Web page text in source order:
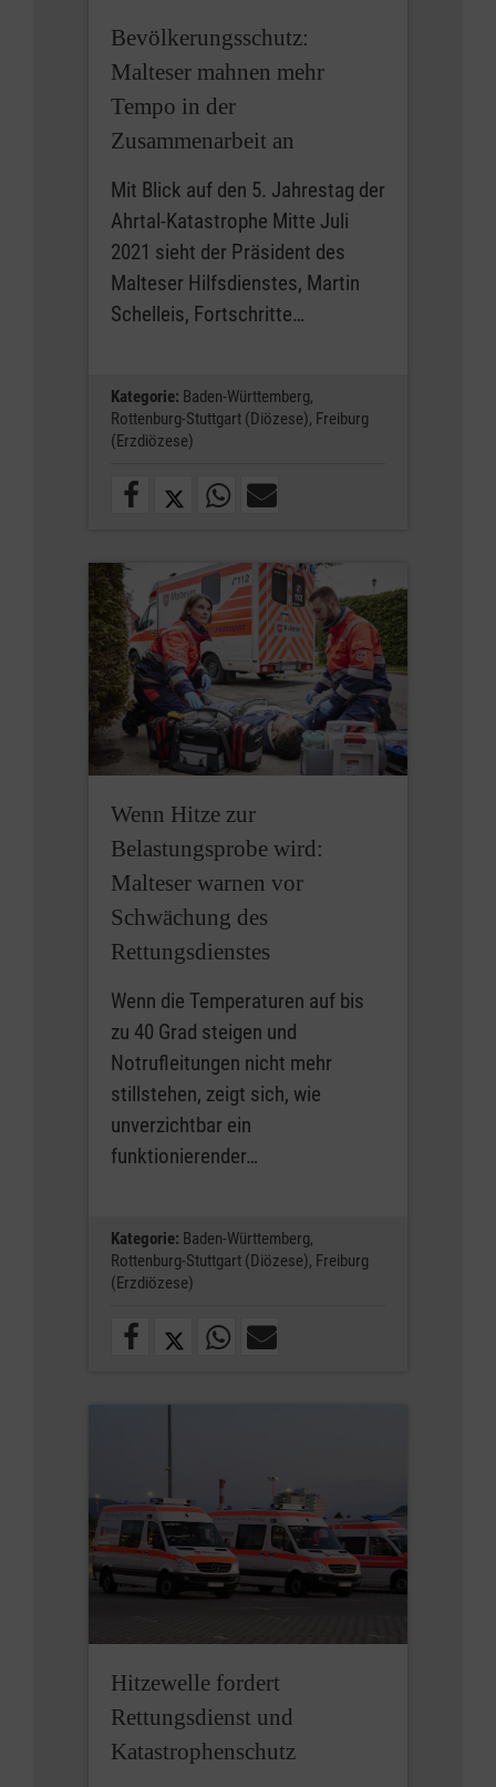
Bevölkerungsschutz:
Malteser mahnen mehr
Tempo in der
Zusammenarbeit an
Mit Blick auf den 5. Jahrestag der
Ahrtal-Katastrophe Mitte Juli
2021 sieht der Präsident des
Malteser Hilfsdienstes, Martin
Schelleis, Fortschritte…
Kategorie: Baden-Württemberg,
Rottenburg-Stuttgart (Diözese), Freiburg
(Erzdiözese)
Wenn Hitze zur
Belastungsprobe wird:
Malteser warnen vor
Schwächung des
Rettungsdienstes
Wenn die Temperaturen auf bis
zu 40 Grad steigen und
Notrufleitungen nicht mehr
stillstehen, zeigt sich, wie
unverzichtbar ein
funktionierender…
Kategorie: Baden-Württemberg,
Rottenburg-Stuttgart (Diözese), Freiburg
(Erzdiözese)
Hitzewelle fordert
Rettungsdienst und
Katastrophenschutz